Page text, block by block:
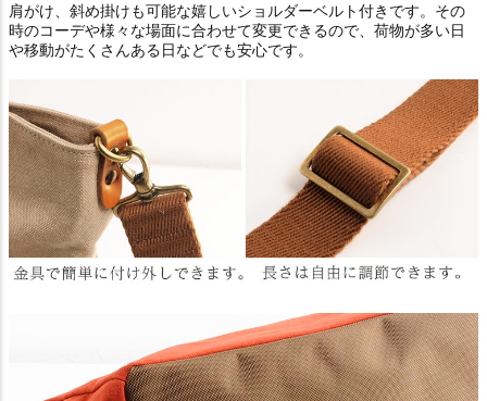
肩がけ、斜め掛けも可能な嬉しいショルダーベルト付きです。その
時のコーデや様々な場面に合わせて変更できるので、荷物が多い日
や移動がたくさんある日などでも安心です。